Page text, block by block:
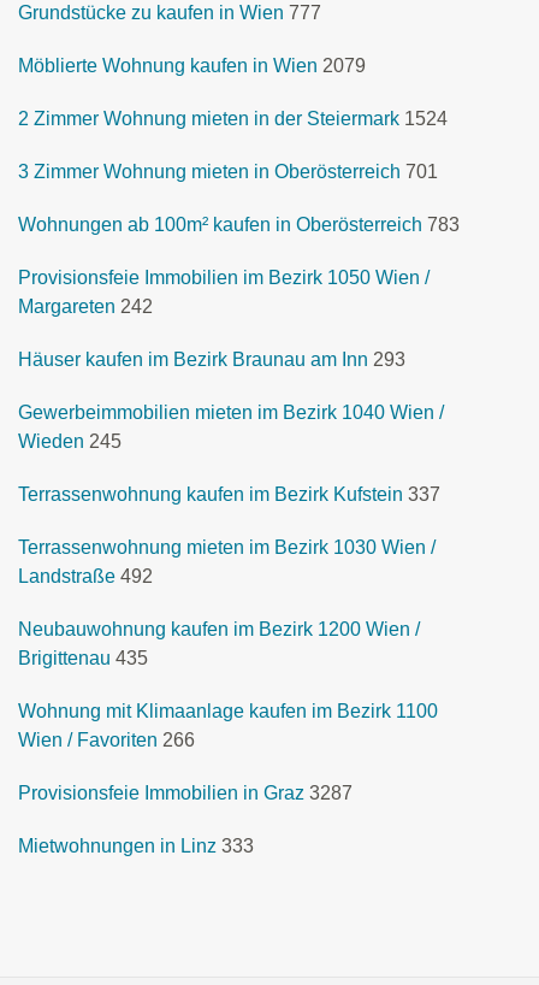
Grundstücke zu kaufen in Wien 777
Möblierte Wohnung kaufen in Wien 2079
2 Zimmer Wohnung mieten in der Steiermark 1524
3 Zimmer Wohnung mieten in Oberösterreich 701
Wohnungen ab 100m² kaufen in Oberösterreich 783
Provisionsfeie Immobilien im Bezirk 1050 Wien /
Margareten 242
Häuser kaufen im Bezirk Braunau am Inn 293
Gewerbeimmobilien mieten im Bezirk 1040 Wien /
Wieden 245
Terrassenwohnung kaufen im Bezirk Kufstein 337
Terrassenwohnung mieten im Bezirk 1030 Wien /
Landstraße 492
Neubauwohnung kaufen im Bezirk 1200 Wien /
Brigittenau 435
Wohnung mit Klimaanlage kaufen im Bezirk 1100
Wien / Favoriten 266
Provisionsfeie Immobilien in Graz 3287
Mietwohnungen in Linz 333